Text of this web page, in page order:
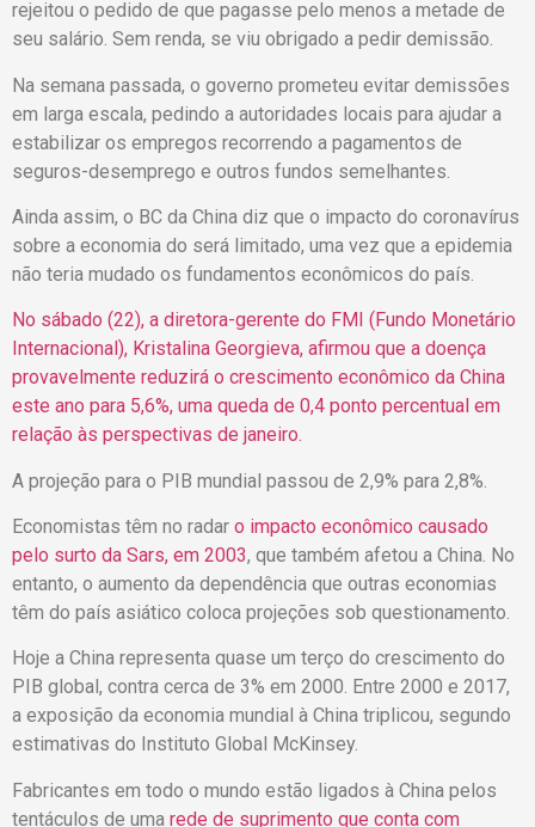
rejeitou o pedido de que pagasse pelo menos a metade de
seu salário. Sem renda, se viu obrigado a pedir demissão.
Na semana passada, o governo prometeu evitar demissões
em larga escala, pedindo a autoridades locais para ajudar a
estabilizar os empregos recorrendo a pagamentos de
seguros-desemprego e outros fundos semelhantes.
Ainda assim, o BC da China diz que o impacto do coronavírus
sobre a economia do será limitado, uma vez que a epidemia
não teria mudado os fundamentos econômicos do país.
No sábado (22), a diretora-gerente do FMI (Fundo Monetário
Internacional), Kristalina Georgieva, afirmou que a doença
provavelmente reduzirá o crescimento econômico da China
este ano para 5,6%, uma queda de 0,4 ponto percentual em
relação às perspectivas de janeiro.
A projeção para o PIB mundial passou de 2,9% para 2,8%.
Economistas têm no radar o impacto econômico causado
pelo surto da Sars, em 2003, que também afetou a China. No
entanto, o aumento da dependência que outras economias
têm do país asiático coloca projeções sob questionamento.
Hoje a China representa quase um terço do crescimento do
PIB global, contra cerca de 3% em 2000. Entre 2000 e 2017,
a exposição da economia mundial à China triplicou, segundo
estimativas do Instituto Global McKinsey.
Fabricantes em todo o mundo estão ligados à China pelos
tentáculos de uma rede de suprimento que conta com